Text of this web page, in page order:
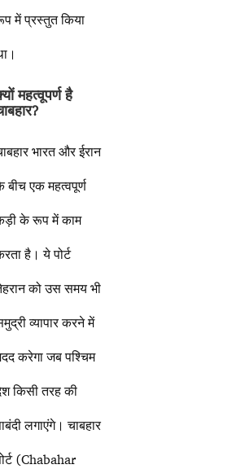
में प्रस्तुत किया
महत्वूपर्ण है
?
भारत और ईरान
बीच एक महत्वपूर्ण
के रूप में काम
है। ये पोर्ट
को उस समय भी
व्यापार करने में
करेगा जब पश्चिम
किसी तरह की
लगाएंगे। चाबहार
(Chabahar